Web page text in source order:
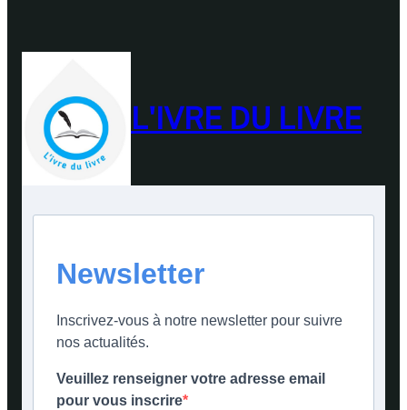
L'IVRE DU LIVRE
Newsletter
Inscrivez-vous à notre newsletter pour suivre
nos actualités.
Veuillez renseigner votre adresse email
pour vous inscrire